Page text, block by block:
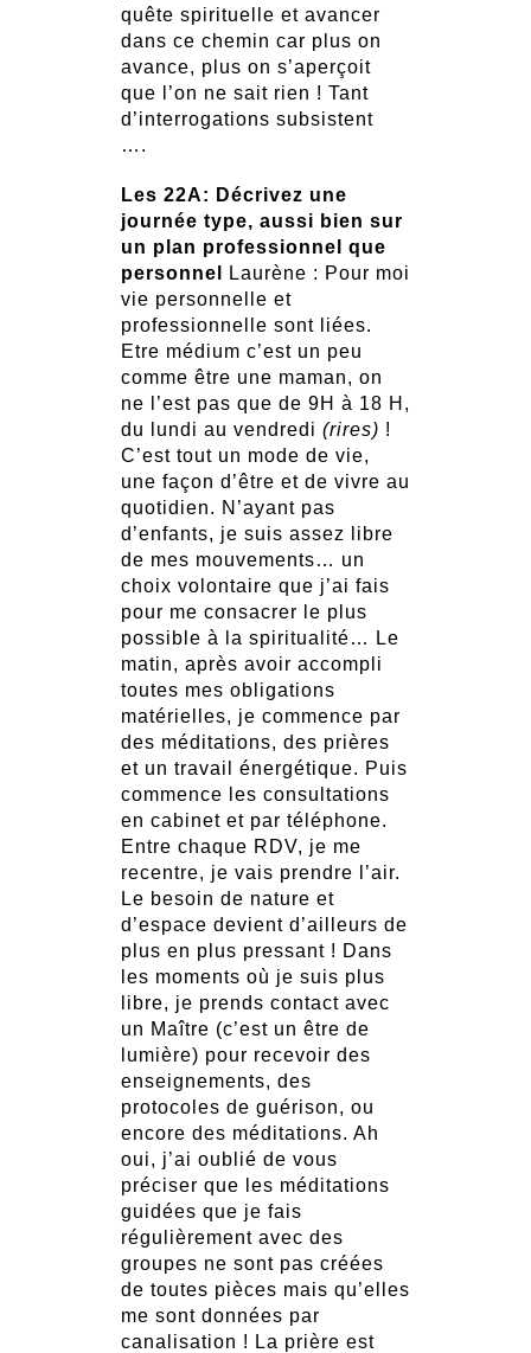
quête spirituelle et avancer
dans ce chemin car plus on
avance, plus on s’aperçoit
que l’on ne sait rien ! Tant
d’interrogations subsistent
….
Les 22A: Décrivez une
journée type, aussi bien sur
un plan professionnel que
personnel
Laurène : Pour moi
vie personnelle et
professionnelle sont liées.
Etre médium c’est un peu
comme être une maman, on
ne l’est pas que de 9H à 18 H,
du lundi au vendredi (rires) !
C’est tout un mode de vie,
une façon d’être et de vivre au
quotidien. N’ayant pas
d’enfants, je suis assez libre
de mes mouvements… un
choix volontaire que j’ai fais
pour me consacrer le plus
possible à la spiritualité… Le
matin, après avoir accompli
toutes mes obligations
matérielles, je commence par
des méditations, des prières
et un travail énergétique. Puis
commence les consultations
en cabinet et par téléphone.
Entre chaque RDV, je me
recentre, je vais prendre l’air.
Le besoin de nature et
d’espace devient d’ailleurs de
plus en plus pressant ! Dans
les moments où je suis plus
libre, je prends contact avec
un Maître (c’est un être de
lumière) pour recevoir des
enseignements, des
protocoles de guérison, ou
encore des méditations. Ah
oui, j’ai oublié de vous
préciser que les méditations
guidées que je fais
régulièrement avec des
groupes ne sont pas créées
de toutes pièces mais qu’elles
me sont données par
canalisation ! La prière est